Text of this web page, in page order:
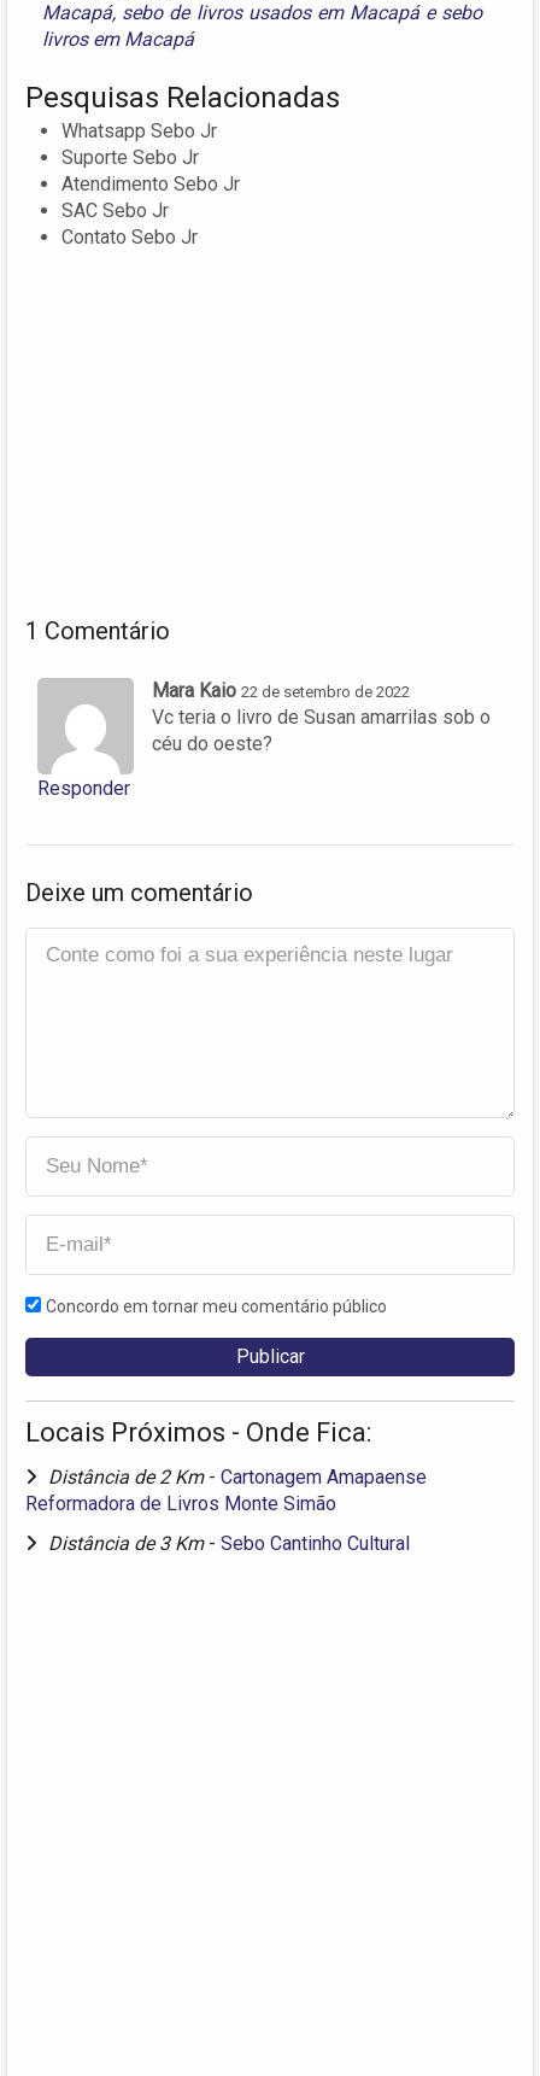
Macapá, sebo de livros usados em Macapáe sebo
livros em Macapá
Pesquisas Relacionadas
Whatsapp Sebo Jr
Suporte Sebo Jr
Atendimento Sebo Jr
SAC Sebo Jr
Contato Sebo Jr
1 Comentário
Mara Kaio 22 de setembro de 2022
Vc teria o livro de Susan amarrilas sob o
céu do oeste?
Responder
Deixe um comentário
Concordo em tornar meu comentário público
Locais Próximos - Onde Fica:
Distância de 2 Km - Cartonagem Amapaense
Reformadora de Livros Monte Simão
Distância de 3 Km - Sebo Cantinho Cultural